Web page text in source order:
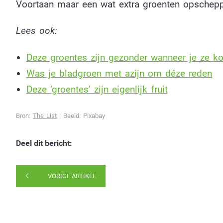
Voortaan maar een wat extra groenten
Lees ook:
Deze groentes zijn gezonder wanneer je ze
Was je bladgroen met azijn om déze reden
Deze ‘groentes’ zijn eigenlijk fruit
Bron: The List | Beeld: Pixabay
Deel dit bericht:
VORIGE ARTIKEL